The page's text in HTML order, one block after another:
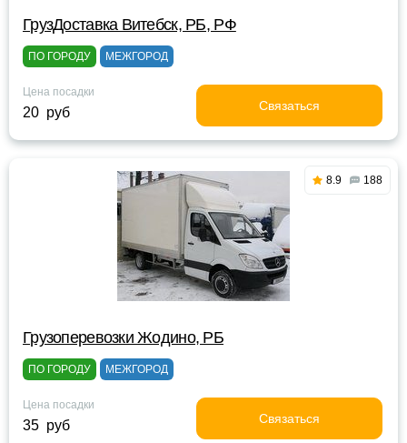
ГрузДоставка Витебск, РБ, РФ
ПО ГОРОДУ МЕЖГОРОД
Цена посадки
20 руб Связаться
8.9 188
Грузоперевозки Жодино, РБ
ПО ГОРОДУ МЕЖГОРОД
Цена посадки
35 руб Связаться